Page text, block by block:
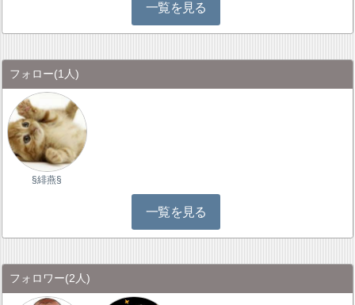
一覧を見る
フォロー(1人)
§緋燕§
一覧を見る
フォロワー(2人)